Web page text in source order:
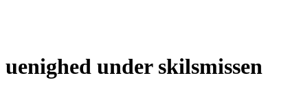
uenighed under skilsmissen